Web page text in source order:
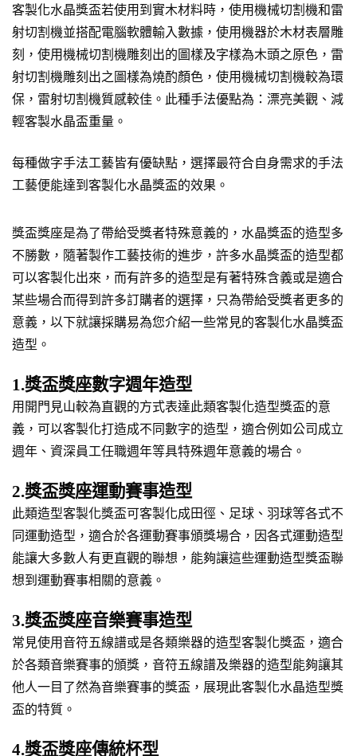
客製化水晶獎盃若使用到實木材料時，使用機械切割機和雷
射切割機並搭配電腦軟體輸入數據，使用機器於木材表層雕
刻，使用機械切割機雕刻出的圖樣及字樣為木頭之原色，雷
射切割機雕刻出之圖樣為燒酌顏色，使用機械切割機較為環
保，雷射切割機質感較佳。此種手法優點為：漂亮美觀、減
輕客製水晶盃重量。
每種做字手法工藝皆有優缺點，選擇最符合自身需求的手法
工藝便能達到客製化水晶獎盃的效果。
獎盃獎座是為了帶給受獎者特殊意義的，水晶獎盃的造型多
不勝數，隨著製作工藝技術的進步，許多水晶獎盃的造型都
可以客製化出來，而有許多的造型是有著特殊含義或是適合
某些場合而得到許多訂購者的選擇，只為帶給受獎者更多的
意義，以下就讓採購易為您介紹一些常見的客製化水晶獎盃
造型。
1.獎盃獎座數字週年造型
用開門見山較為直觀的方式表達此類客製化造型獎盃的意
義，可以客製化打造成不同數字的造型，適合例如公司成立
週年、資深員工任職週年等具特殊週年意義的場合。
2.獎盃獎座運動賽事造型
此類造型客製化獎盃可客製化成田徑、足球、羽球等各式不
同運動造型，適合於各運動賽事頒獎場合，因各式運動造型
能讓大多數人有更直觀的聯想，能夠讓這些運動造型獎盃聯
想到運動賽事相關的意義。
3.獎盃獎座音樂賽事造型
常見使用音符五線譜或是各類樂器的造型客製化獎盃，適合
於各類音樂賽事的頒獎，音符五線譜及樂器的造型能夠讓其
他人一目了然為音樂賽事的獎盃，展現此客製化水晶造型獎
盃的特質。
4.獎盃獎座傳統杯型